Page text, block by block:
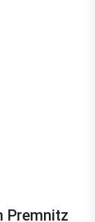
Premnitz